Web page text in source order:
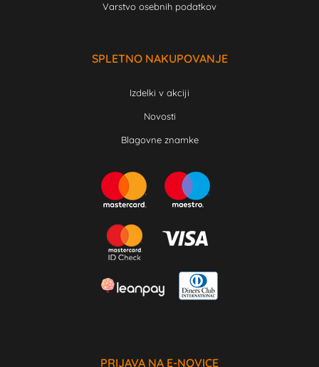
Varstvo osebnih podatkov
SPLETNO NAKUPOVANJE
Izdelki v akciji
Novosti
Blagovne znamke
PRIJAVA NA E-NOVICE